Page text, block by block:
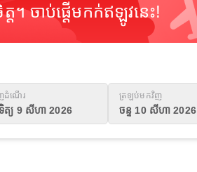
ចាប់ផ្តើមកក់ឥឡូវនេះ!
ដំណើរ
ត្យ 9 សីហា 2026
ត្រឡប់មកវិញ
ចន្ទ 10 សីហា 2026